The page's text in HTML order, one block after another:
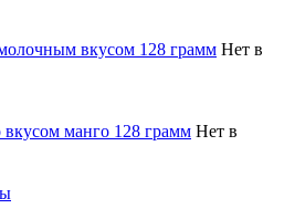
вкусом 128 грамм Нет в
вкусом манго 128 грамм Нет в